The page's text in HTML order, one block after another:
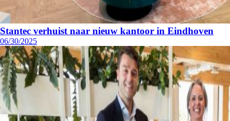
Stantec verhuist naar nieuw kantoor in Eindhoven
06/30/2025